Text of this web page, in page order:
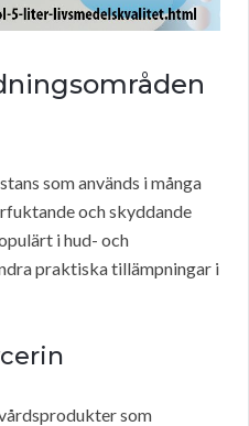
som används i många
och skyddande
i hud- och
praktiska tillämpningar i
som